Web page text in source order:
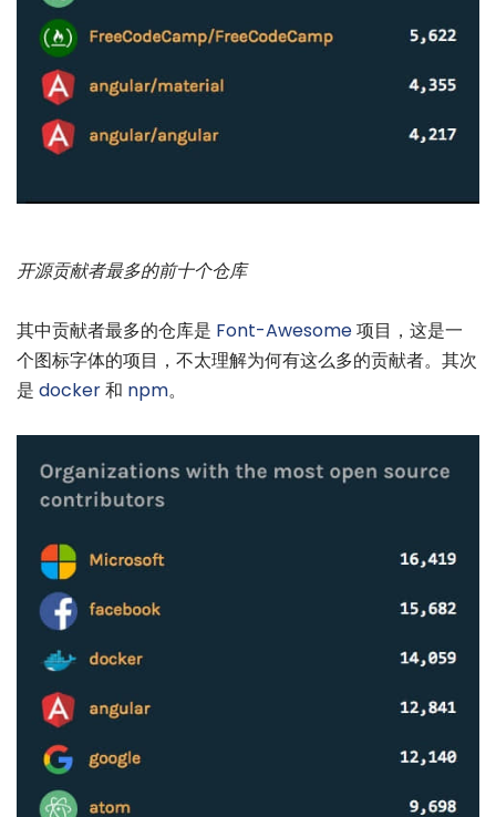
开源贡献者最多的前十个仓库
其中贡献者最多的仓库是 Font-Awesome项目，这是一
个图标字体的项目，不太理解为何有这么多的贡献者。其次
是 docker和 npm。